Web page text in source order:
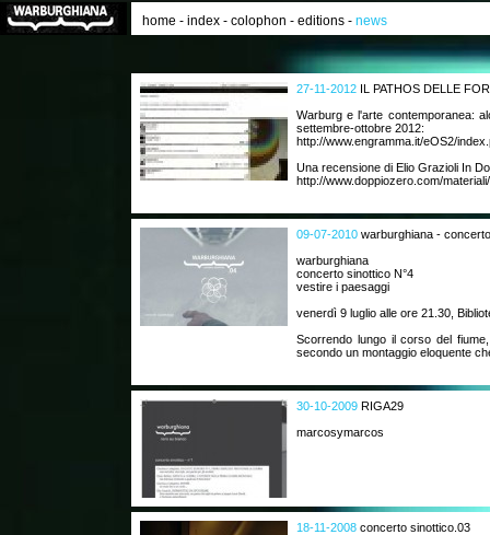
home - index - colophon - editions - news
27-11-2012 IL PATHOS DELLE
Warburg e l'arte contemporanea:
settembre-ottobre 2012:
http://www.engramma.it/eOS2/
Una recensione di Elio Grazioli In
http://www.doppiozero.com/
09-07-2010 warburghiana -
warburghiana
concerto sinottico N°4
vestire i paesaggi
venerdì 9 luglio alle ore 21.30,
Scorrendo lungo il corso del
secondo un montaggio eloquente
30-10-2009 RIGA29
marcosymarcos
18-11-2008 concerto sinottico.03